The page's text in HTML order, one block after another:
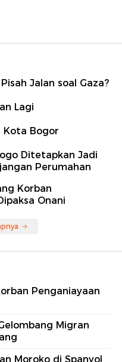
Jalan soal Gaza?
Lagi
Kota Bogor
Ditetapkan Jadi
Perumahan
Korban
Onani
Penganiayaan
Migran
Moroko di Spanyol